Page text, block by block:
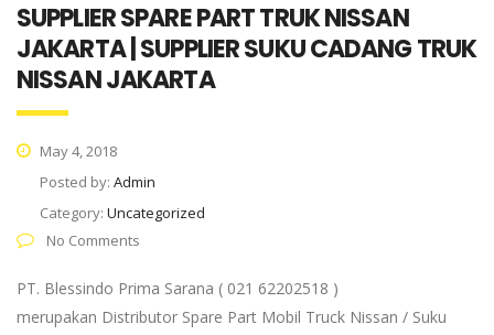
SUPPLIER SPARE PART TRUK NISSAN
JAKARTA | SUPPLIER SUKU CADANG TRUK
NISSAN JAKARTA
May 4, 2018
Posted by: Admin
Category: Uncategorized
No Comments
PT. Blessindo Prima Sarana ( 021 62202518 )
merupakan Distributor Spare Part Mobil Truck Nissan / Suku